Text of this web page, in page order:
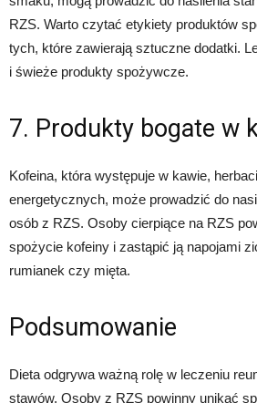
RZS. Warto czytać etykiety produktów
tych, które zawierają sztuczne dodatki.
i świeże produkty spożywcze.
7. Produkty bogate w
Kofeina, która występuje w kawie,
energetycznych, może prowadzić do
osób z RZS. Osoby cierpiące na RZS
spożycie kofeiny i zastąpić ją napojami
rumianek czy mięta.
Podsumowanie
Dieta odgrywa ważną rolę w leczeniu
stawów. Osoby z RZS powinny unikać